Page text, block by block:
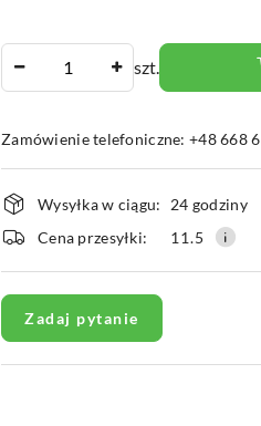
szt.
Zamówienie telefoniczne: +48 668
Dostępność
i
dostawa
Wysyłka w ciągu:
24 godziny
Cena przesyłki:
11.5
Zadaj pytanie